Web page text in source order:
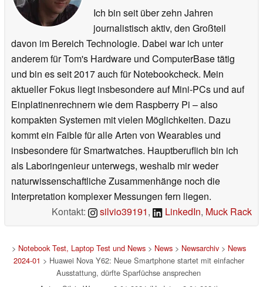
Ich bin seit über zehn Jahren
journalistisch aktiv, den Großteil
davon im Bereich Technologie. Dabei war ich unter
anderem für Tom's Hardware und ComputerBase tätig
und bin es seit 2017 auch für Notebookcheck. Mein
aktueller Fokus liegt insbesondere auf Mini-PCs und auf
Einplatinenrechnern wie dem Raspberry Pi – also
kompakten Systemen mit vielen Möglichkeiten. Dazu
kommt ein Faible für alle Arten von Wearables und
insbesondere für Smartwatches. Hauptberuflich bin ich
als Laboringenieur unterwegs, weshalb mir weder
naturwissenschaftliche Zusammenhänge noch die
Interpretation komplexer Messungen fern liegen.
Kontakt:
silvio39191, LinkedIn, Muck Rack
> Notebook Test, Laptop Test und News> News> Newsarchiv> News
2024-01 > Huawei Nova Y62: Neue Smartphone startet mit einfacher
Ausstattung, dürfte Sparfüchse ansprechen